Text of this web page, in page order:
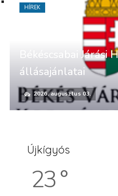
Békéscsabai Járási
állásajánlatai
2026. augusztus 03.
HÍREK
Újkígyós
23 °